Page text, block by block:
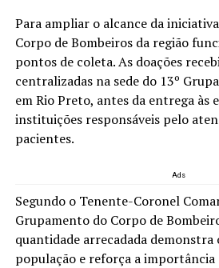
Para ampliar o alcance da
Corpo de Bombeiros da região
pontos de coleta. As doações
centralizadas na sede do 13º
em Rio Preto, antes da entrega às
instituições responsáveis pelo
pacientes.
Ads
Segundo o Tenente-Coronel
Grupamento do Corpo de
quantidade arrecadada demonstra
população e reforça a